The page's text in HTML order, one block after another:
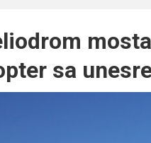
sa